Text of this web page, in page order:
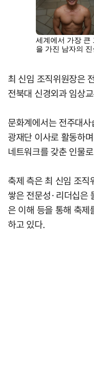
최 신임 조직위원장은
전북대 신경외과 임상
문화계에서는 전주대
광재단 이사로 활동하
네트워크를 갖춘 인물
축제 측은 최 신임 조
쌓은 전문성·리더십은
은 이해 등을 통해 축
하고 있다.